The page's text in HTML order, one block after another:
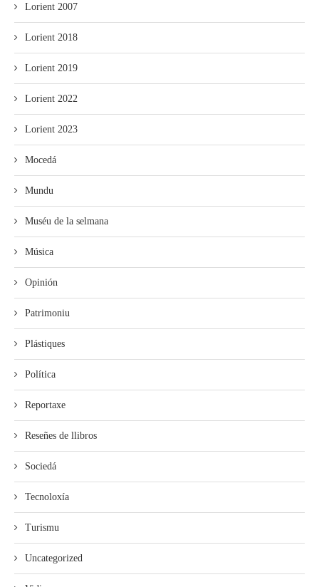
Lorient 2007
Lorient 2018
Lorient 2019
Lorient 2022
Lorient 2023
Mocedá
Mundu
Muséu de la selmana
Música
Opinión
Patrimoniu
Plástiques
Política
Reportaxe
Reseñes de llibros
Sociedá
Tecnoloxía
Turismu
Uncategorized